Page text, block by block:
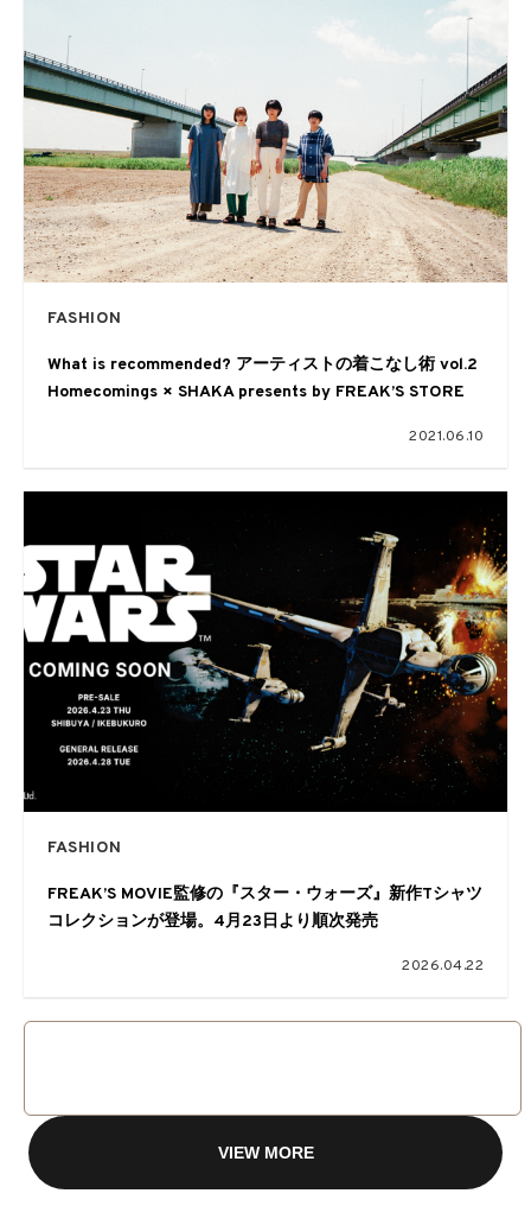
FASHION
What is recommended? アーティストの着こなし術 vol.2
Homecomings × SHAKA presents by FREAK’S STORE
2021.06.10
FASHION
FREAK’S MOVIE監修の『スター・ウォーズ』新作Tシャツ
コレクションが登場。4月23日より順次発売
2026.04.22
VIEW MORE